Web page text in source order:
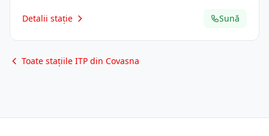
Detalii stație Sună
Toate stațiile ITP din Covasna